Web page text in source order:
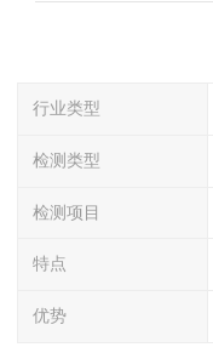
行业类型
检测类型
检测项目
特点
优势